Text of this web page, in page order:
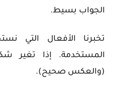
الجواب بسيط.
تخبرنا الأفعال التي
المستخدمة. إذا تغير
(والعكس صحيح).